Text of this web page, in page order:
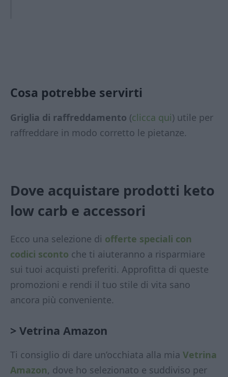
Cosa potrebbe servirti
Griglia di raffreddamento (clicca qui) utile per
raffreddare in modo corretto le pietanze.
Dove acquistare prodotti keto
low carb e accessori
Ecco una selezione di offerte speciali con
codici sconto che ti aiuteranno a risparmiare
sui tuoi acquisti preferiti. Approfitta di queste
promozioni e rendi il tuo stile di vita sano
ancora più conveniente.
> Vetrina Amazon
Ti consiglio di dare un’occhiata alla mia Vetrina
Amazon, dove ho selezionato e suddiviso per